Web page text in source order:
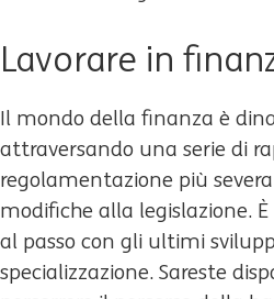
Lavorare in
Il mondo della finanza è
attraversando una serie di
regolamentazione più
modifiche alla legislazione.
al passo con gli ultimi
specializzazione. Sareste